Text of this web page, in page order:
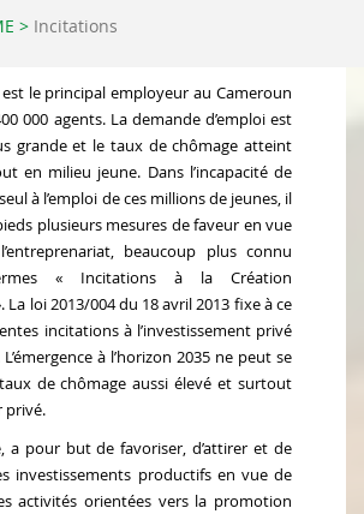
> Incitations
est le principal employeur au Cameroun
000 agents. La demande d’emploi est
grande et le taux de chômage atteint
en milieu jeune. Dans l’incapacité de
à l’emploi de ces millions de jeunes, il
plusieurs mesures de faveur en vue
beaucoup plus connu
« Incitations à la Création
La loi 2013/004 du 18 avril 2013 fixe à ce
incitations à l’investissement privé
à l’horizon 2035 ne peut se
de chômage aussi élevé et surtout
privé.
a pour but de favoriser, d’attirer et de
investissements productifs en vue de
activités orientées vers la promotion